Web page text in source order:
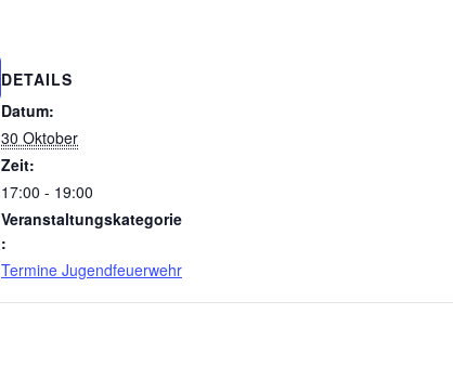
DETAILS
Datum:
30 Oktober
Zeit:
17:00 - 19:00
Veranstaltungskategorie
:
Termine Jugendfeuerwehr